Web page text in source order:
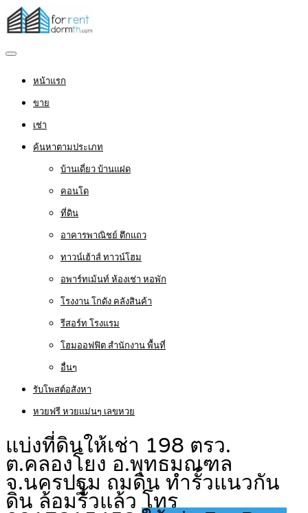
หน้าแรก
ขาย
เช่า
ค้นหาตามประเภท
บ้านเดี่ยว บ้านแฝด
คอนโด
ที่ดิน
อาคารพาณิชย์ ตึกแถว
ทาวน์เฮ้าส์ ทาวน์โฮม
อพาร์ทเม้นท์ ห้องเช่า หอพัก
โรงงาน โกดัง คลังสินค้า
รีสอร์ท โรงแรม
โฮมออฟฟิต สำนักงาน พื้นที่
อื่นๆ
รับโพสต์อสังหา
หวยฟรี หวยแม่นๆ เลขหวย
แบ่งที่ดินให้เช่า 198 ตรว.
ต.คลองโยง อ.พุทธมณฑล
จ.นครปฐม ถมดิน ทำรั้วแนวกัน
ดิน ล้อมรั้วแล้ว โทร